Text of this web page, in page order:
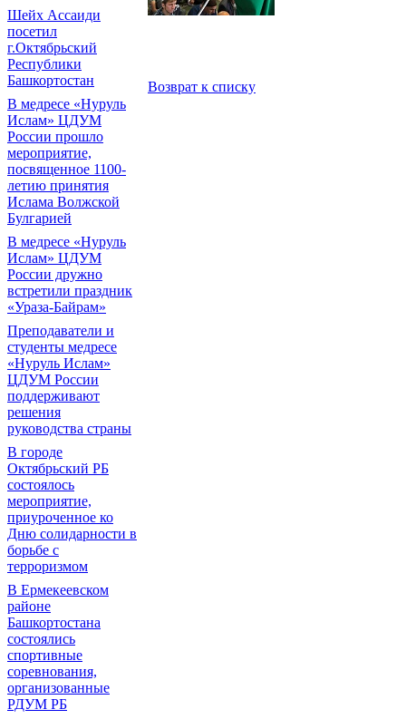
Шейх Ассаиди
посетил
г.Октябрьский
Республики
Башкортостан
В медресе «Нуруль
Ислам» ЦДУМ
России прошло
мероприятие,
посвященное 1100-
летию принятия
Ислама Волжской
Булгарией
В медресе «Нуруль
Ислам» ЦДУМ
России дружно
встретили праздник
«Ураза-Байрам»
Преподаватели и
студенты медресе
«Нуруль Ислам»
ЦДУМ России
поддерживают
решения
руководства страны
В городе
Октябрьский РБ
состоялось
мероприятие,
приуроченное ко
Дню солидарности в
борьбе с
терроризмом
В Ермекеевском
районе
Башкортостана
состоялись
спортивные
соревнования,
организованные
РДУМ РБ
Возврат к списку